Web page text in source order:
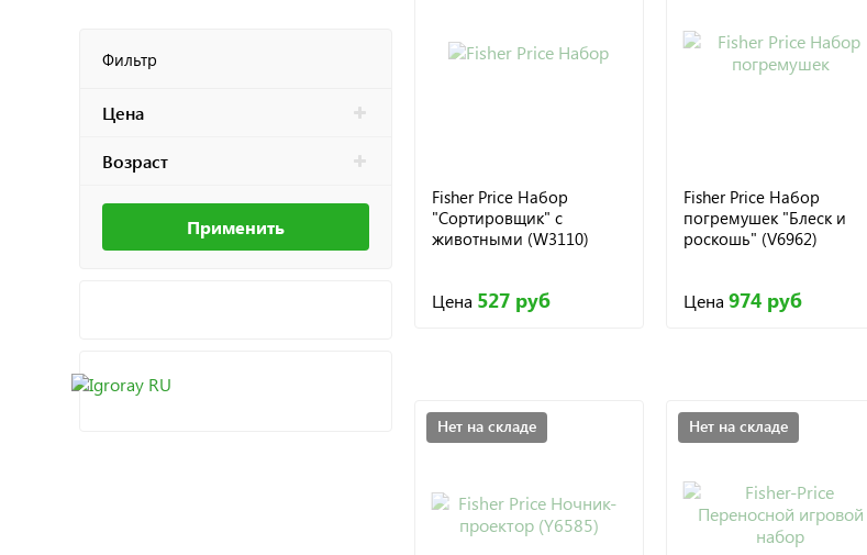
Фильтр
Цена
Возраст
Применить
Fisher Price Набор
"Сортировщик" с
животными (W3110)
Цена 527 руб
Fisher Price Набор
погремушек "Блеск и
роскошь" (V6962)
Цена 974 руб
Нет на складе Нет на складе